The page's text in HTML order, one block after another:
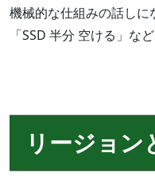
機械的な仕組みの話し
「SSD 半分 空ける」な
リージョン